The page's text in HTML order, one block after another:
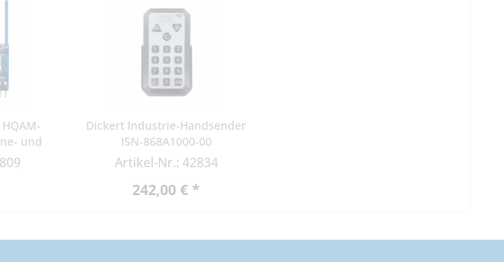
und
Dickert Industrie-Handsender
ISN-868A1000-00
Artikel-Nr.: 42834
242,00 € *